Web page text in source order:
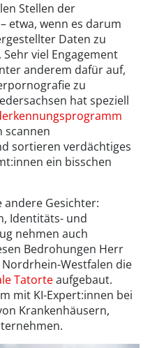
Stellen der
etwa, wenn es darum
Daten zu
viel Engagement
anderem dafür auf,
zu
hat speziell
scannen
sortieren verdächtiges
ein bisschen
andere Gesichter:
Identitäts- und
nehmen auch
Bedrohungen Herr
Westfalen die
Tatorteaufgebaut.
mit KI-Expert:innen bei
Krankenhäusern,